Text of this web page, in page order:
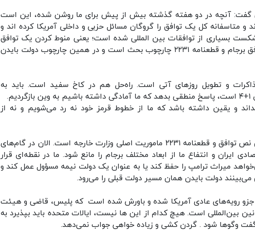
گفت: آنچه در دو هفته گذشته بیش از پیش برای ما روشن شده، این است
و متاسفانه کل یک توافق را گروگان مسائل حزبی و داخلی آمریکا کرده اند و
بسیاری از توافقات بین المللی شده است؛ یعنی منوط کردن یک توافق
بین‌المللی به زدو بندهای داخلی خودشان. توافق برجام و قطعنامه ۲۲۳۱ چارچوب بحث است و در همین چارچوب دولت بایدن
و تطویل روزهای آتی است. راه‌حل هم در کاخ سفید است. باید به
و یقین داشته باشد که ما از خطوط قرمز خود نه رد می‌شویم و نه از
خطیب زاده افزود: انتقاع ایران از برجام مطابق نص توافق و قطعنامه ۲۲۳۱ ماموریت اصلی وزارت خارجه است. الان در گام‌های
ایران و انتفاع ما از ابعاد مختلف برجام را مانع شود. ما در نقطه‌ای قرار
میراث ترامپ را حفظ کند یا به عنوان یک دولت نیمه مسؤول عمل کند و
می‌بینند دولت بایدن همان مسیر دولت قبلی را می‌رود.
جزو رویه‌های عادی‌ آمریکا شده و باورش شده است که پلیس، قاضی و هیئت
بین‌المللی است. هیچ کدام از این ها نیست، ایالات متحده باید بپذیرد به
گفت وگوها شود . گردن کشی و زیاده خواهی جواب نمی‌دهد.